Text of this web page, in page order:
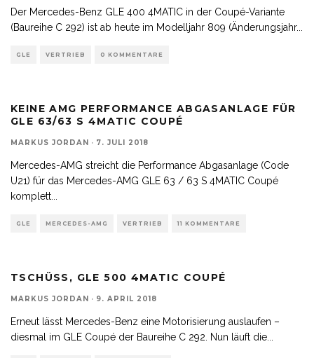
Der Mercedes-Benz GLE 400 4MATIC in der Coupé-Variante
(Baureihe C 292) ist ab heute im Modelljahr 809 (Änderungsjahr...
GLE VERTRIEB 0 KOMMENTARE
KEINE AMG PERFORMANCE ABGASANLAGE FÜR
GLE 63/63 S 4MATIC COUPÉ
MARKUS JORDAN · 7. JULI 2018
Mercedes-AMG streicht die Performance Abgasanlage (Code
U21) für das Mercedes-AMG GLE 63 / 63 S 4MATIC Coupé
komplett
GLE MERCEDES-AMG VERTRIEB 11 KOMMENTARE
TSCHÜSS, GLE 500 4MATIC COUPÉ
MARKUS JORDAN · 9. APRIL 2018
Erneut lässt Mercedes-Benz eine Motorisierung auslaufen –
diesmal im GLE Coupé der Baureihe C 292. Nun läuft die